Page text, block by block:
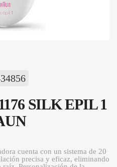
SILK EPIL 1
cuenta con un sistema de 20
precisa y eficaz, eliminando